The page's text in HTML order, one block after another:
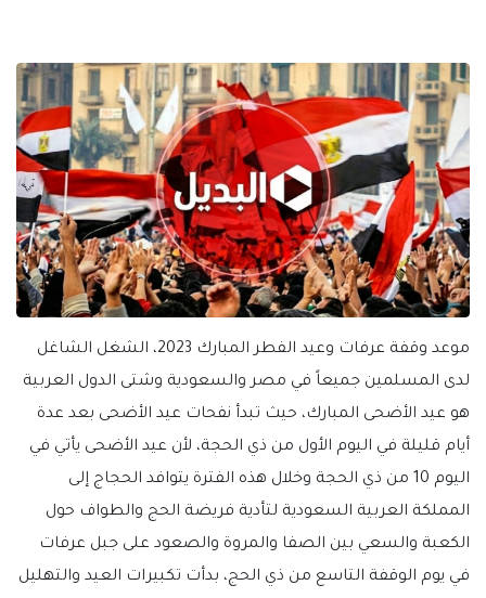
موعد وقفة عرفات وعيد الفطر المبارك 2023، الشغل الشاغل
لدى المسلمين جميعاً في مصر والسعودية وشتى الدول العربية
هو عيد الأضحى المبارك، حيث تبدأ نفحات عيد الأضحى بعد عدة
أيام قليلة في اليوم الأول من ذي الحجة، لأن عيد الأضحى يأتي في
اليوم 10 من ذي الحجة وخلال هذه الفترة يتوافد الحجاج إلى
المملكة العربية السعودية لتأدية فريضة الحج والطواف حول
الكعبة والسعي بين الصفا والمروة والصعود على جبل عرفات
في يوم الوقفة التاسع من ذي الحج، بدأت تكبيرات العيد والتهليل